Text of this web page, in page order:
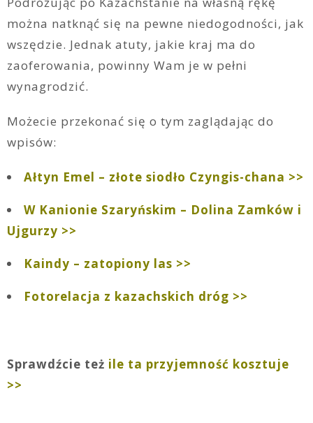
można natknąć się na pewne niedogodności, jak
wszędzie. Jednak atuty, jakie kraj ma do
zaoferowania, powinny Wam je w pełni
wynagrodzić.
Możecie przekonać się o tym zaglądając do
wpisów:
Ałtyn Emel – złote siodło Czyngis-chana >>
W Kanionie Szaryńskim – Dolina Zamków i
Ujgurzy >>
Kaindy – zatopiony las >>
Fotorelacja z kazachskich dróg >>
Sprawdźcie też ile ta przyjemność kosztuje
>>